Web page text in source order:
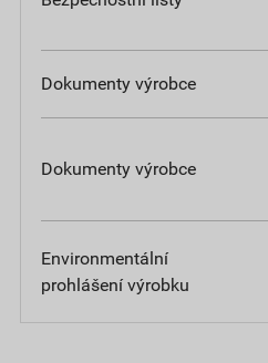
Dokumenty výrobce
Dokumenty výrobce
Environmentální
prohlášení výrobku